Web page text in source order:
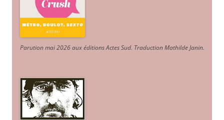
Parution mai 2026 aux éditions Actes Sud. Traduction Mathilde Janin.